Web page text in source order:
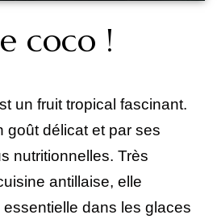
coco !
un fruit tropical fascinant.
goût délicat et par ses
nutritionnelles. Très
antillaise, elle
dans les glaces